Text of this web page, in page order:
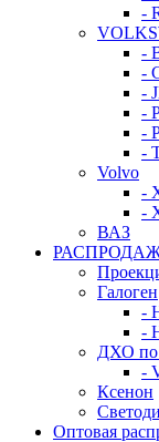
-
-
-
-
-
-
-
Volvo
-
-
ВАЗ
Галоген
-
-
ДХО по
-
Ксенон
Оптовая